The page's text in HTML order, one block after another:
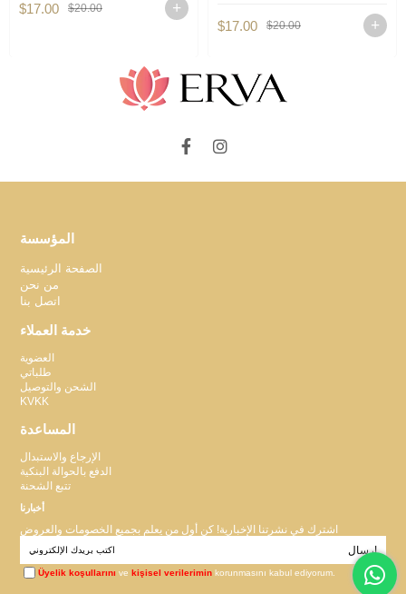
$17.00 $20.00
$17.00 $20.00
المؤسسة
الصفحة الرئيسية
من نحن
اتصل بنا
خدمة العملاء
العضوية
طلباتي
الشحن والتوصيل
KVKK
المساعدة
الإرجاع والاستبدال
الدفع بالحوالة البنكية
تتبع الشحنة
أخبارنا
اشترك في نشرتنا الإخبارية! كن أول من يعلم بجميع الخصومات والعروض
إرسال
Üyelik koşullarını vekişisel verilerimin korunmasını kabul ediyorum.